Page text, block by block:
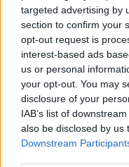
targeted advertising by
section to confirm your
opt-out request is
interest-based ads
us or personal
your opt-out. You may
disclosure of your
IAB’s list of
also be disclosed by us
Downstream
bemutatkozhat,
találgatások továbbra
Az
funkció,
meg a
Sok felhasználó külön
Android már évek óta
amelyek maguktól